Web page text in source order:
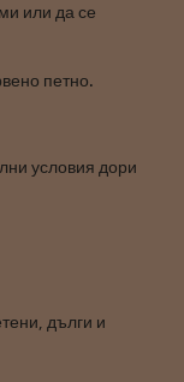
или да се
петно.
условия дори
дълги и